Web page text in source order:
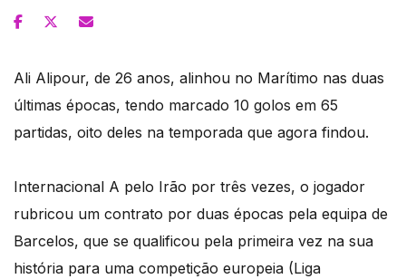
Ali Alipour, de 26 anos, alinhou no Marítimo nas duas
últimas épocas, tendo marcado 10 golos em 65
partidas, oito deles na temporada que agora findou.
Internacional A pelo Irão por três vezes, o jogador
rubricou um contrato por duas épocas pela equipa de
Barcelos, que se qualificou pela primeira vez na sua
história para uma competição europeia (Liga